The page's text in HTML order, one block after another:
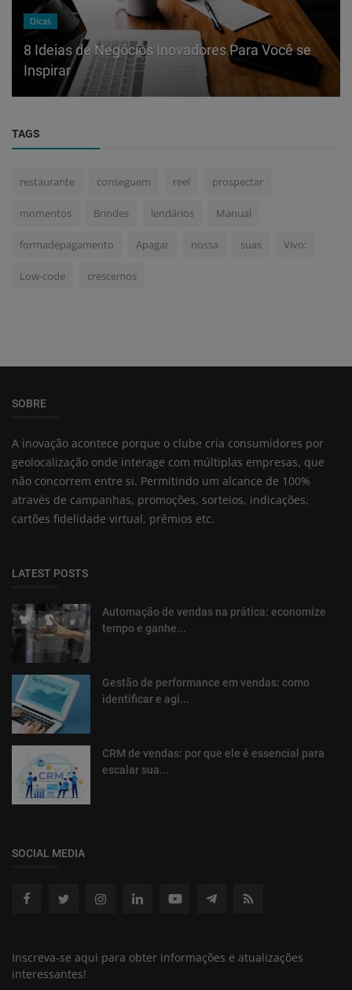
Dicas
8 Ideias de Negócios Inovadores Para Você se
Inspirar
TAGS
restaurante conseguem reel prospectar
momentos Brindes lendários Manual
formadepagamento Apagar nossa suas Vivo:
Low-code crescemos
SOBRE
A inovação acontece porque o clube cria consumidores por
geolocalização onde interage com múltiplas empresas, que
não concorrem entre si. Permitindo um alcance de 100%
através de campanhas, promoções, sorteios, indicações,
cartões fidelidade virtual, prêmios etc.
LATEST POSTS
Automação de vendas na prática: economize
tempo e ganhe...
Gestão de performance em vendas: como
identificar e agi...
CRM de vendas: por que ele é essencial para
escalar sua...
SOCIAL MEDIA
Inscreva-se aqui para obter informações e atualizações
interessantes!